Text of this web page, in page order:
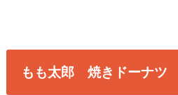
もも太郎 焼きドーナツ